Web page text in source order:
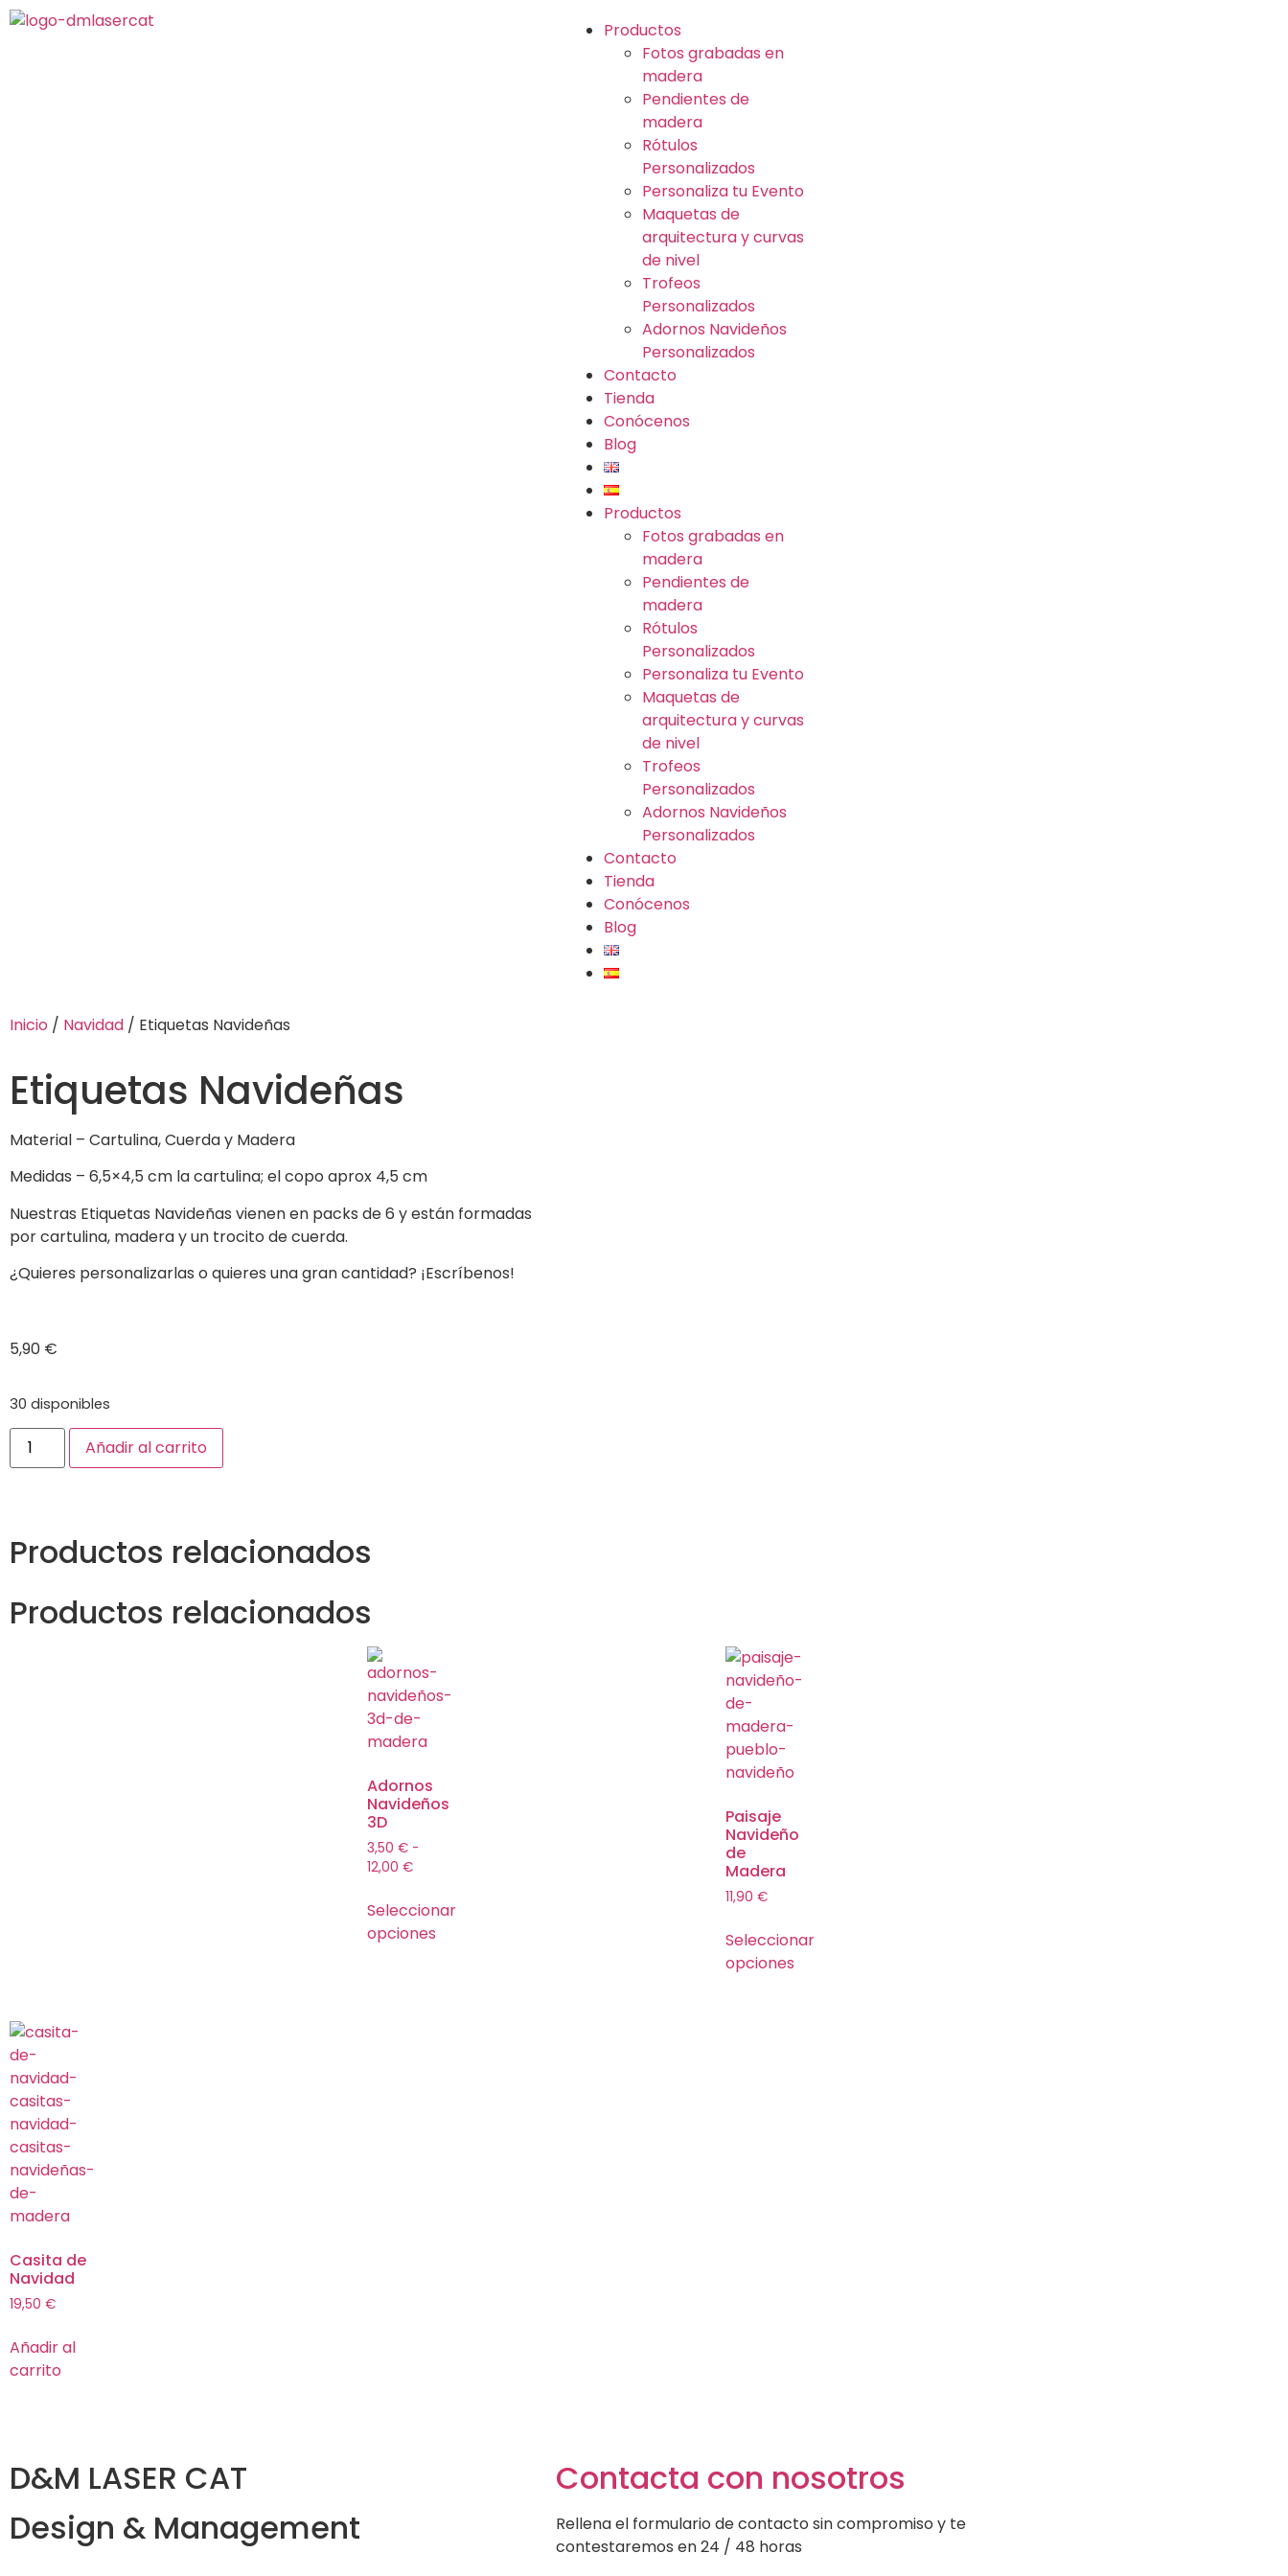
Productos
Fotos grabadas en
madera
Pendientes de
madera
Rótulos
Personalizados
Personaliza tu Evento
Maquetas de
arquitectura y curvas
de nivel
Trofeos
Personalizados
Adornos Navideños
Personalizados
Contacto
Tienda
Conócenos
Blog
Productos
Fotos grabadas en
madera
Pendientes de
madera
Rótulos
Personalizados
Personaliza tu Evento
Maquetas de
arquitectura y curvas
de nivel
Trofeos
Personalizados
Adornos Navideños
Personalizados
Contacto
Tienda
Conócenos
Blog
Inicio / Navidad / Etiquetas Navideñas
Etiquetas Navideñas
Material – Cartulina, Cuerda y Madera
Medidas – 6,5×4,5 cm la cartulina; el copo aprox 4,5 cm
Nuestras Etiquetas Navideñas vienen en packs de 6 y están formadas
por cartulina, madera y un trocito de cuerda.
¿Quieres personalizarlas o quieres una gran cantidad? ¡Escríbenos!
5,90 €
30 disponibles
Añadir al carrito
Productos relacionados
Productos relacionados
Adornos
Navideños
3D
3,50€ -
12,00€
Seleccionar
opciones
Paisaje
Navideño
de
Madera
11,90 €
Seleccionar
opciones
Casita de
Navidad
19,50 €
Añadir al
carrito
D&M LASER CAT
Design & Management
Contacta con nosotros
Rellena el formulario de contacto sin compromiso y te
contestaremos en 24 / 48 horas